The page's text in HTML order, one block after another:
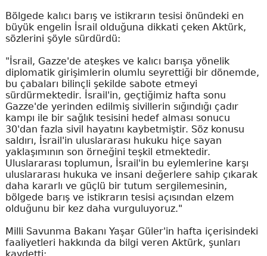
Bölgede kalıcı barış ve istikrarın tesisi önündeki en
büyük engelin İsrail olduğuna dikkati çeken Aktürk,
sözlerini şöyle sürdürdü:
"İsrail, Gazze'de ateşkes ve kalıcı barışa yönelik
diplomatik girişimlerin olumlu seyrettiği bir dönemde,
bu çabaları bilinçli şekilde sabote etmeyi
sürdürmektedir. İsrail'in, geçtiğimiz hafta sonu
Gazze'de yerinden edilmiş sivillerin sığındığı çadır
kampı ile bir sağlık tesisini hedef alması sonucu
30'dan fazla sivil hayatını kaybetmiştir. Söz konusu
saldırı, İsrail'in uluslararası hukuku hiçe sayan
yaklaşımının son örneğini teşkil etmektedir.
Uluslararası toplumun, İsrail'in bu eylemlerine karşı
uluslararası hukuka ve insani değerlere sahip çıkarak
daha kararlı ve güçlü bir tutum sergilemesinin,
bölgede barış ve istikrarın tesisi açısından elzem
olduğunu bir kez daha vurguluyoruz."
Milli Savunma Bakanı Yaşar Güler'in hafta içerisindeki
faaliyetleri hakkında da bilgi veren Aktürk, şunları